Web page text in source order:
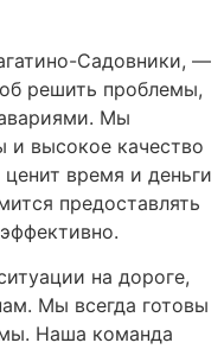
Садовники, —
решить проблемы,
Мы
и высокое качество
время и деньги
предоставлять
на дороге,
Мы всегда готовы
Наша команда